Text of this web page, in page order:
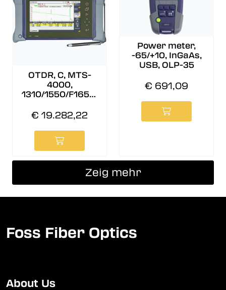
OTDR, C, MTS-
4000,
1310/1550/F1650,
€ 19.282,22
Power meter,
-65/+10, InGaAs,
USB, OLP-35
€ 691,09
Zeig mehr
Foss Fiber Optics
About Us